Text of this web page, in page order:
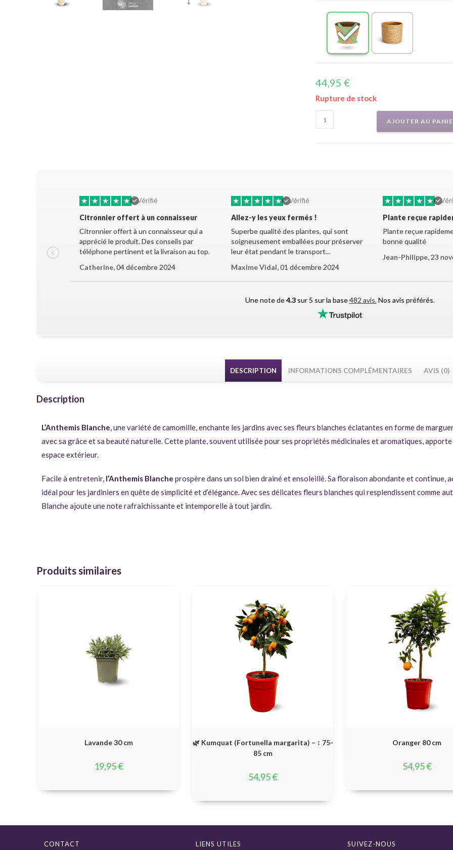
44,95 €
Rupture de stock
AJOUTER AU
★ ★ ★ ★ ★
Vérifié
Citronnier offert à un connaisseur
Citronnier offert à un connaisseur qui a
apprécié le produit. Des conseils par
téléphone pertinent et la livraison au top.
Catherine,04 décembre 2024
★ ★ ★ ★ ★
Vérifié
Allez-y les yeux fermés !
Superbe qualité des plantes, qui sont
soigneusement emballées pour préserver
leur état pendant le transport...
Maxime Vidal,01 décembre 2024
★ ★ ★ ★ ★
Plante reçue
Plante reçue
bonne qualité
Jean-Philippe, 23
Une note de4.3sur 5 sur la base482 avis.Nos avis préférés.
DESCRIPTION INFORMATIONS COMPLÉMENTAIRES AVIS (0)
Description
L’Anthemis Blanche, une variété de camomille, enchante les jardins avec ses fleurs blanches éclatantes en forme de
avec sa grâce et sa beauté naturelle. Cette plante, souvent utilisée pour ses propriétés médicinales et aromatiques,
espace extérieur.
Facile à entretenir, l’Anthemis Blanche prospère dans un sol bien drainé et ensoleillé. Sa floraison abondante et continue,
idéal pour les jardiniers en quête de simplicité et d’élégance. Avec ses délicates fleurs blanches qui resplendissent comme
Blanche ajoute une note rafraîchissante et intemporelle à tout jardin.
Produits similaires
Lavande 30 cm
19,95€
🌿 Kumquat (Fortunella margarita) – ↕ 75-
85 cm
54,95€
Oranger 80 cm
54,95€
CONTACT LIENS UTILES SUIVEZ-NOUS